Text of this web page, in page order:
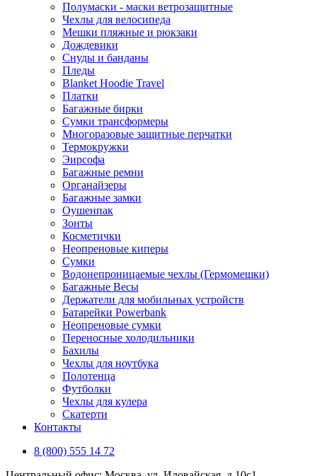
Полумаски - маски ветрозащитные
Чехлы для велосипеда
Мешки пляжные и рюкзаки
Дождевики
Снуды и банданы
Пледы
Blanket Hoodie Travel
Платки
Багажные бирки
Сумки трансформеры
Многоразовые защитные перчатки
Термокружки
Эирсофа
Багажные ремни
Органайзеры
Багажные замки
Оушенпак
Зонты
Косметички
Неопреновые киперы
Сумки
Водонепроницаемые чехлы (Гермомешки)
Багажные Весы
Держатели для мобильных устройств
Батарейки Powerbank
Неопреновые сумки
Переносные холодильники
Бахилы
Чехлы для ноутбука
Полотенца
Футболки
Чехлы для кулера
Скатерти
Контакты
8 (800) 555 14 72